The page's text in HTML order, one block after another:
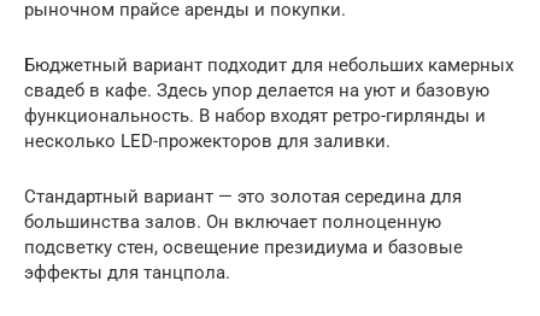
рыночном прайсе аренды и покупки.
Бюджетный вариант подходит для небольших камерных
свадеб в кафе. Здесь упор делается на уют и базовую
функциональность. В набор входят ретро-гирлянды и
несколько LED-прожекторов для заливки.
Стандартный вариант — это золотая середина для
большинства залов. Он включает полноценную
подсветку стен, освещение президиума и базовые
эффекты для танцпола.